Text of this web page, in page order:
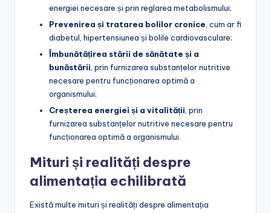
energiei necesare și prin reglarea metabolismului;
Prevenirea și tratarea bolilor cronice , cum ar fi
diabetul, hipertensiunea și bolile cardiovasculare;
Îmbunătățirea stării de sănătate și a
bunăstării , prin furnizarea substanțelor nutritive
necesare pentru funcționarea optimă a
organismului;
Creșterea energiei și a vitalității , prin
furnizarea substanțelor nutritive necesare pentru
funcționarea optimă a organismului.
Mituri și realități despre
alimentația echilibrată
Există multe mituri și realități despre alimentația